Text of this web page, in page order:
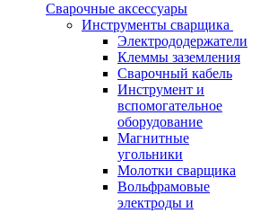
Сварочные аксессуары
Инструменты сварщика
Электрододержатели
Клеммы заземления
Сварочный кабель
Инструмент и
вспомогательное
оборудование
Магнитные
угольники
Молотки сварщика
Вольфрамовые
электроды и